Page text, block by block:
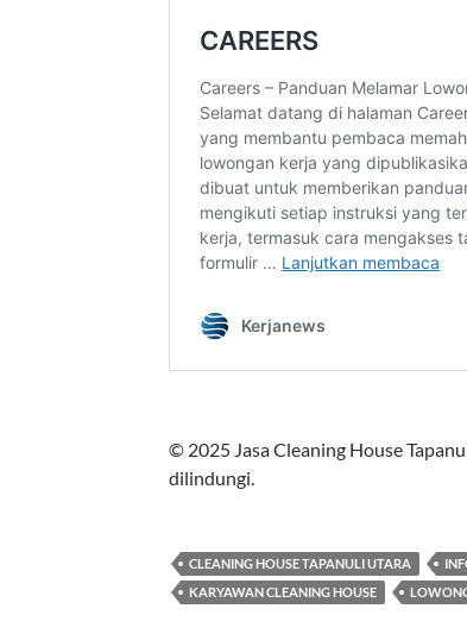
© 2025 Jasa Cleaning House
dilindungi.
CLEANING HOUSE TAPANULI UTARA
KARYAWAN CLEANING HOUSE